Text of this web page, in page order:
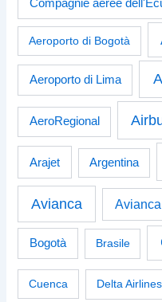
Compagnie aeree
Aeroporto di Bogotà
Aeroporto di Lima
AeroRegional
Arajet Argentina
Avianca
Bogotà Brasile
Cuenca Delta Airlines